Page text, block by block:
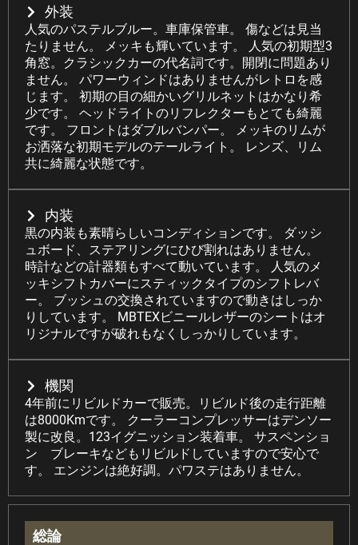
外装
人気のパステルブルー。車庫保管車。 傷などは見当
たりません。 メッキも輝いています。 人気の初期型3
角窓。クラシックカーの代名詞です。開閉に問題あり
ません。 パワーウィンドはありませんがレトロを感
じます。 初期の目の細かいグリルネットはかなり希
少です。 ヘッドライトのリフレクターもとても綺麗
です。 フロントはダブルバンパー。 メッキのリムが
お洒落な初期モデルのテールライト。 レンズ、リム
共に綺麗な状態です。
内装
黒の内装も素晴らしいコンディションです。 ダッシ
ュボード、ステアリングにひび割れはありません。
時計などの計器類もすべて動いています。 人気のメ
ッキシフトカバーにスティックタイプのシフトレバ
ー。 ブッシュの交換されていますので動きはしっか
りしています。 MBTEXビニールレザーのシートはオ
リジナルですが破れもなくしっかりしています。
機関
4年前にリビルドカーで販売。リビルド後の走行距離
は8000Kmです。 クーラーコンプレッサーはデンソー
製に改良。123イグニッション装着車。 サスペンショ
ン ブレーキなどもリビルドしていますので安心で
す。 エンジンは絶好調。パワステはありません。
総論